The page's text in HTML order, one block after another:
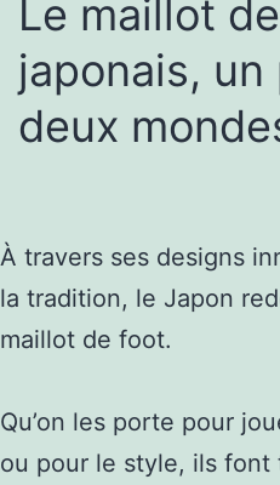
Le maillot
japonais,
deux
À travers ses designs
la tradition, le Japon
maillot de foot.
Qu’on les porte pour
ou pour le style, ils font